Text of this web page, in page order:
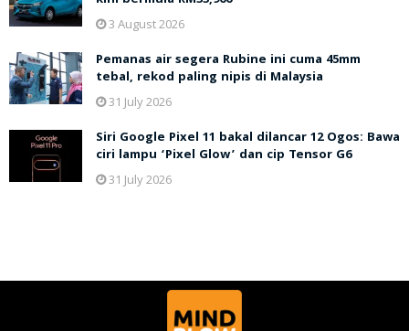
3 August 2026
Pemanas air segera Rubine ini cuma 45mm
tebal, rekod paling nipis di Malaysia
31 July 2026
Siri Google Pixel 11 bakal dilancar 12 Ogos: Bawa
ciri lampu ‘Pixel Glow’ dan cip Tensor G6
31 July 2026